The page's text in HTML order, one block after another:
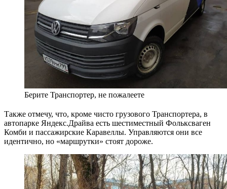
Берите Транспортер, не пожалеете
Также отмечу, что, кроме чисто грузового Транспортера, в
автопарке Яндекс.Драйва есть шестиместный Фольксваген
Комби и пассажирские Каравеллы. Управляются они все
идентично, но «маршрутки» стоят дороже.